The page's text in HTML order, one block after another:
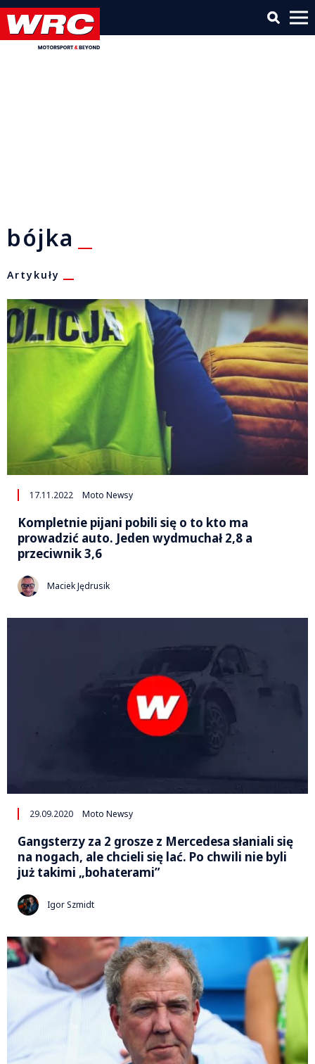
bójka
Artykuły
17.11.2022 Moto Newsy
Kompletnie pijani pobili się o to kto ma
prowadzić auto. Jeden wydmuchał 2,8 a
przeciwnik 3,6
Maciek Jędrusik
29.09.2020 Moto Newsy
Gangsterzy za 2 grosze z Mercedesa słaniali się
na nogach, ale chcieli się lać. Po chwili nie byli
już takimi „bohaterami”
Igor Szmidt